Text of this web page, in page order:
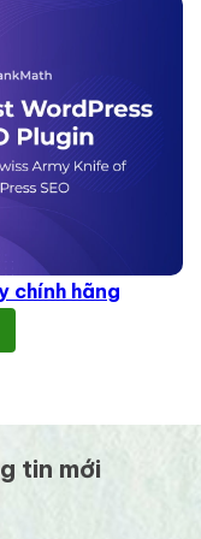
chính hãng
tin mới